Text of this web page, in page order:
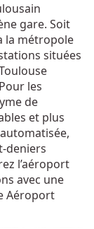
gare. Soit
la métropole
situées
les
de
et plus
deniers
l’aéroport
avec une
Aéroport